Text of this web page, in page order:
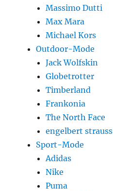
Massimo Dutti
Max Mara
Michael Kors
Outdoor-Mode
Jack Wolfskin
Globetrotter
Timberland
Frankonia
The North Face
engelbert strauss
Sport-Mode
Adidas
Nike
Puma